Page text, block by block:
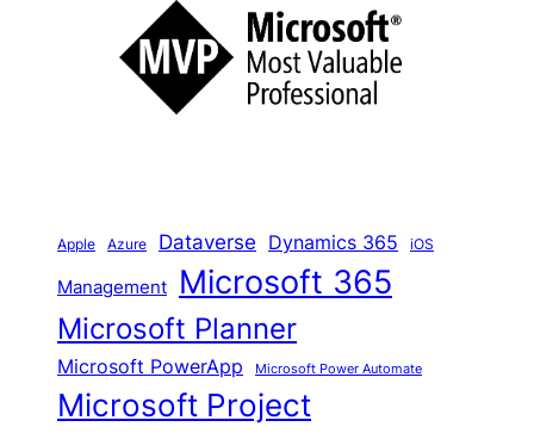
Apple Azure Dataverse Dynamics 365 iOS
Management Microsoft 365
Microsoft Planner
Microsoft PowerApp Microsoft Power Automate
Microsoft Project